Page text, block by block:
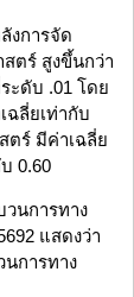
งการจัด
ตร์ สูงขึ้นกว่า
ะดับ .01 โดย
ฉลี่ยเท่ากับ
ตร์ มีค่าเฉลี่ย
0.60
นการทาง
แสดงว่า
การทาง